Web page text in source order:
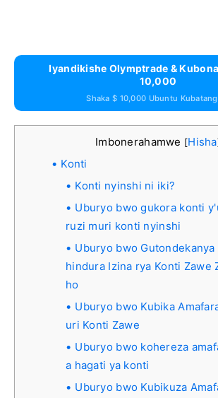
Iyandikishe Olymptrade &
10,000
Shaka $ 10,000 Ubuntu
Imbonerahamwe [Hisha
Konti
Konti nyinshi ni iki?
Uburyo bwo gukora konti
ruzi muri konti nyinshi
Uburyo bwo Gutondekanya
hindura Izina rya Konti Zawe
ho
Uburyo bwo Kubika
uri Konti Zawe
Uburyo bwo kohereza
a hagati ya konti
Uburyo bwo Kubikuza